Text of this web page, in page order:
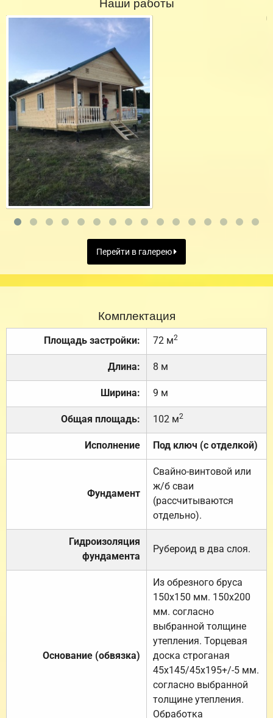
Перейти в галерею
Комплектация
Площадь застройки: 72 м2
Длина: 8 м
Ширина: 9 м
Общая площадь: 102 м2
Исполнение Под ключ (с отделкой)
Фундамент
Свайно-винтовой или
ж/б сваи
(рассчитываются
отдельно).
Гидроизоляция
фундамента
Рубероид в два слоя.
Основание (обвязка)
Из обрезного бруса
150х150 мм. 150х200
мм. согласно
выбранной толщине
утепления. Торцевая
доска строганая
45х145/45х195+/-5 мм.
согласно выбранной
толщине утепления.
Обработка